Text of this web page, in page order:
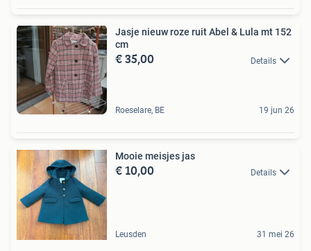
Jasje nieuw roze ruit Abel & Lula mt 152
cm
€ 35,00 Details
Roeselare, BE 19 jun 26
Mooie meisjes jas
€ 10,00 Details
Leusden 31 mei 26